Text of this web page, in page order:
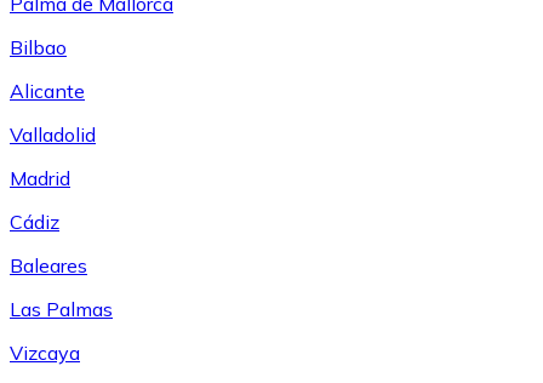
Bilbao
Alicante
Valladolid
Madrid
Cádiz
Baleares
Las Palmas
Vizcaya